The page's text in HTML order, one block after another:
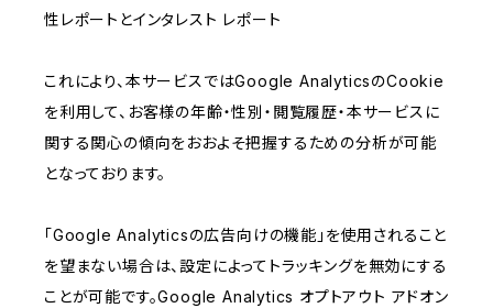
性レポートとインタレスト レポート
これにより、本サービスではGoogle AnalyticsのCookie
を利用して、お客様の年齢・性別・閲覧履歴・本サービスに
関する関心の傾向をおおよそ把握するための分析が可能
となっております。
「Google Analyticsの広告向けの機能」を使用されること
を望まない場合は、設定によってトラッキングを無効にする
ことが可能です。Google Analytics オプトアウト アドオン